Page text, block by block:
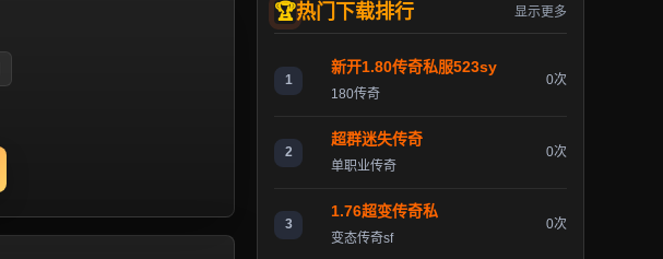
热门下载排行 显示更多
1
新开1.80传奇私服523sy
180传奇
0次
2
超群迷失传奇
单职业传奇
0次
3
1.76超变传奇私
变态传奇sf
0次